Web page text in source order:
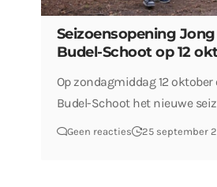
Seizoensopening
Budel-Schoot op 12
Op zondagmiddag 12
Budel-Schoot het nieuwe
Geen reacties 25 september